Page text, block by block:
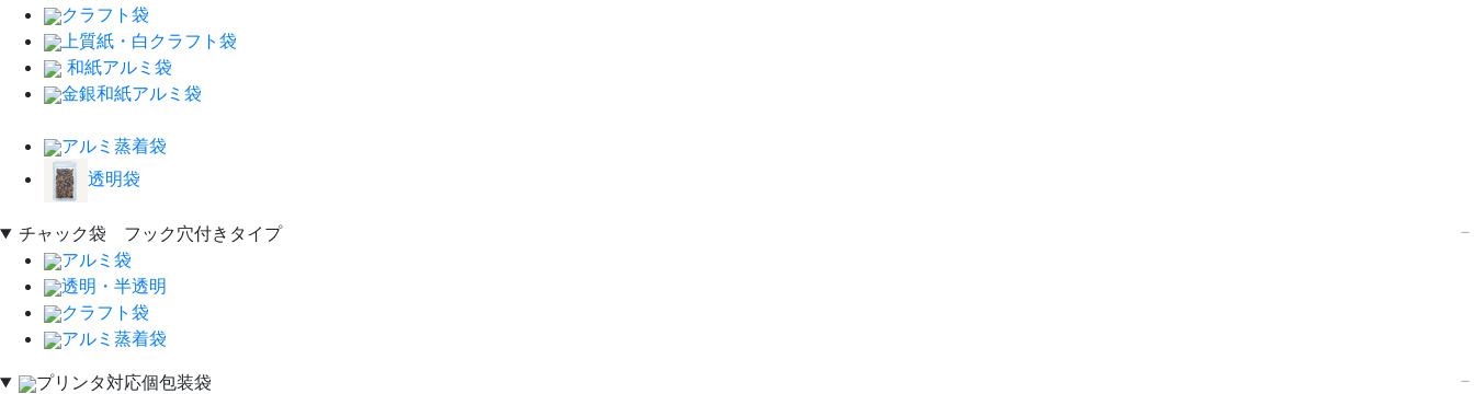
クラフト袋
上質紙・白クラフト袋
和紙アルミ袋
金銀和紙アルミ袋
アルミ蒸着袋
透明袋
チャック袋 フック穴付きタイプ
アルミ袋
透明・半透明
クラフト袋
アルミ蒸着袋
プリンタ対応個包装袋